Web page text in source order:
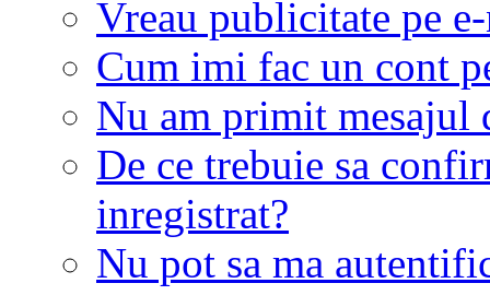
Vreau publicitate pe
Cum imi fac un cont
Nu am primit mesajul
De ce trebuie sa
inregistrat?
Nu pot sa ma